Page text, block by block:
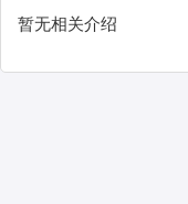
暂无相关介绍